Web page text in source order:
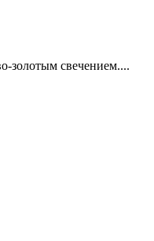
золотым свечением....